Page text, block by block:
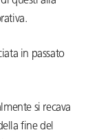
in passato
si recava
fine del